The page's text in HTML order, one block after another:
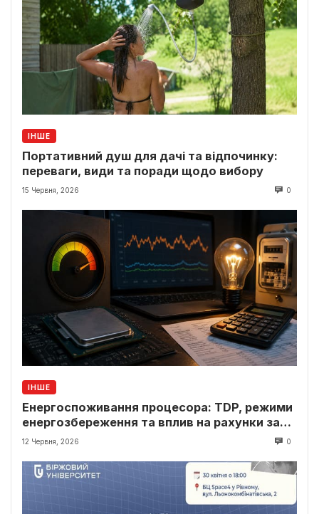
ІНШЕ
Портативний душ для дачі та відпочинку:
переваги, види та поради щодо вибору
15 Червня, 2026 0
ІНШЕ
Енергоспоживання процесора: TDP, режими
енергозбереження та вплив на рахунки за
світло
12 Червня, 2026 0